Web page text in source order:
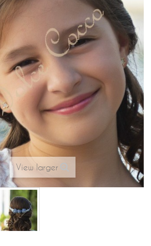
View larger